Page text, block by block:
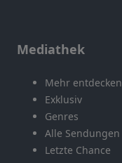
Mediathek
Mehr entdecken
Exklusiv
Genres
Alle Sendungen
Letzte Chance